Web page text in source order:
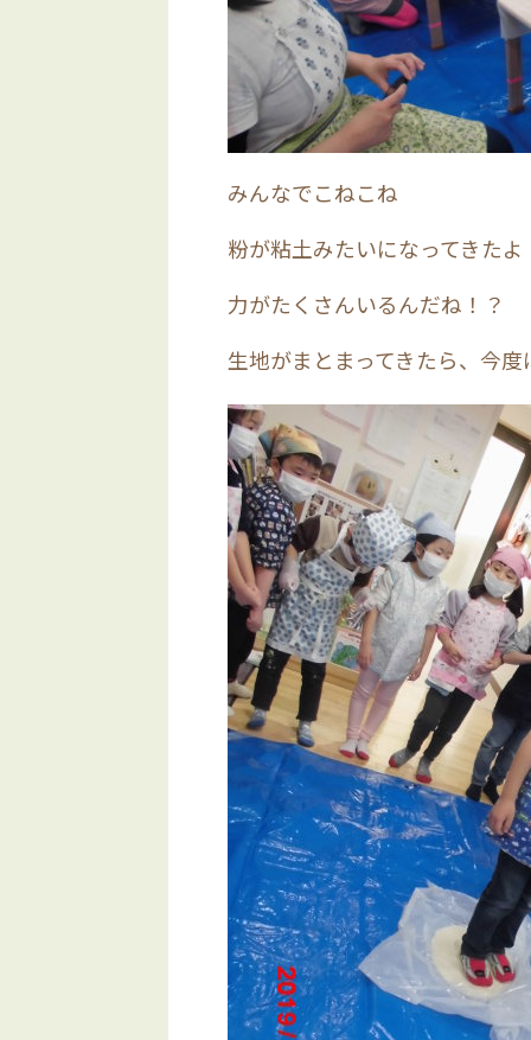
みんなでこねこね
粉が粘土みたいになってきたよ
力がたくさんいるんだね！？
生地がまとまってきたら、今度